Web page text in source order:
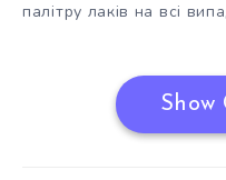
палітру лаків на всі
Show